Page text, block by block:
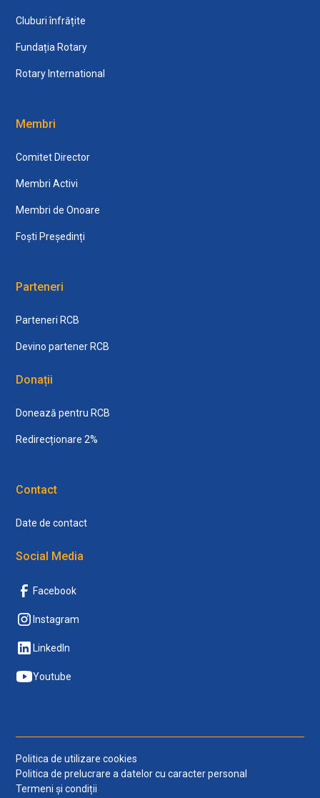
Cluburi înfrățite
Fundația Rotary
Rotary International
Membri
Comitet Director
Membri Activi
Membri de Onoare
Foști Președinți
Parteneri
Parteneri RCB
Devino partener RCB
Donații
Donează pentru RCB
Redirecționare 2%
Contact
Date de contact
Social Media
Facebook
Instagram
LinkedIn
Youtube
Politica de utilizare cookies
Politica de prelucrare a datelor cu caracter personal
Termeni și condiții